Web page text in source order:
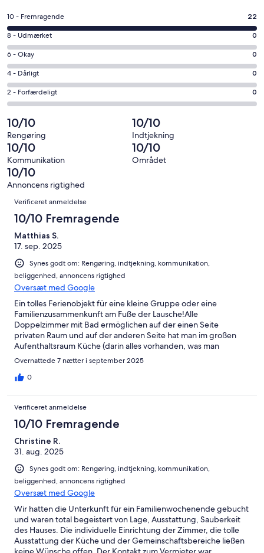
et
nyt
vindue
Bedømmelse
på
10
−
Fremragende.
22
af
i
alt
22
anmeldelser
10 - Fremragende 22
Bedømmelse
på
8
−
Udmærket.
0
af
i
alt
22
anmeldelser
8 - Udmærket 0
Bedømmelse
på
6
−
Okay.
0
af
i
alt
22
anmeldelser
6 - Okay 0
Bedømmelse
på
4
Dårligt.
0
af
i
alt
22
anmeldelser
4 - Dårligt 0
Bedømmelse
på
2
−
Forfærdeligt.
0
af
alt
22
anmeldelser
2 - Forfærdeligt 0
10/10
Rengøring
10/10
Indtjekning
10/10
Kommunikation
10/10
Området
10/10
Annoncens rigtighed
Anmeldelser
Verificeret anmeldelse
10/10 Fremragende
Matthias S.
17. sep. 2025
Synes godt om: Rengøring, indtjekning, kommunikation,
beliggenhed, annoncens rigtighed
Oversæt med Google
Ein tolles Ferienobjekt für eine kleine Gruppe oder eine
Familienzusammenkunft am Fuße der Lausche!Alle
Doppelzimmer mit Bad ermöglichen auf der einen Seite
privaten Raum und auf der anderen Seite hat man im großen
Aufenthaltsraum Küche (darin alles vorhanden, was man
braucht), Spielzimmer (Dart, Billiard), Spielzimmer für Kinder, ein
großes Fernsehzimmer sowie unter dem Dach eine schöne
Lounge mit Balkon und somit tolle Möglichkeiten für ein
einen unmittelbaren Zugang zu verschiedenen Wanderrouten.
Mehrere Gaststätten mit guter Küche sind in unmittelbarer
Nähe. Durch die Busanbindung gibt es ebenfalls mit der
Gästekarte interessante Ausflugsmöglichkeiten.Der Gastgeber
ist sehr zuvorkommend und die Kommunikation war
unkompliziert.
Overnattede 7 nætter i september 2025
0
Verificeret anmeldelse
10/10 Fremragende
Christine R.
31. aug. 2025
Synes godt om: Rengøring, indtjekning, kommunikation,
beliggenhed, annoncens rigtighed
Oversæt med Google
Wir hatten die Unterkunft für ein Familienwochenende gebucht
und waren total begeistert von Lage, Ausstattung, Sauberkeit
des Hauses. Die individuelle Einrichtung der Zimmer, die tolle
Ausstattung der Küche und der Gemeinschaftsbereiche ließen